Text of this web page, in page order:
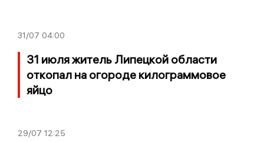
31/07 04:00
31 июля житель Липецкой области
откопал на огороде килограммовое
яйцо
29/07 12:25